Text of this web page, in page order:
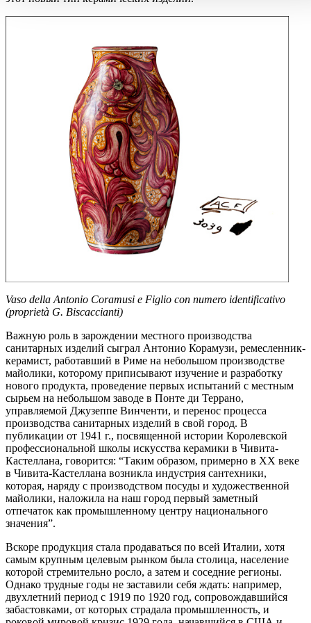
Vaso della Antonio Coramusi e Figlio con numero identificativo
(proprietà G. Biscaccianti)
Важную роль в зарождении местного производства
санитарных изделий сыграл Антонио Корамузи, ремесленник-
керамист, работавший в Риме на небольшом производстве
майолики, которому приписывают изучение и разработку
нового продукта, проведение первых испытаний с местным
сырьем на небольшом заводе в Понте ди Террано,
управляемой Джузеппе Винченти, и перенос процесса
производства санитарных изделий в свой город. В
публикации от 1941 г., посвященной истории Королевской
профессиональной школы искусства керамики в Чивита-
Кастеллана, говорится: “Таким образом, примерно в XX веке
в Чивита-Кастеллана возникла индустрия сантехники,
которая, наряду с производством посуды и художественной
майолики, наложила на наш город первый заметный
отпечаток как промышленному центру национального
значения”.
Вскоре продукция стала продаваться по всей Италии, хотя
самым крупным целевым рынком была столица, население
которой стремительно росло, а затем и соседние регионы.
Однако трудные годы не заставили себя ждать: например,
двухлетний период с 1919 по 1920 год, сопровождавшийся
забастовками, от которых страдала промышленность, и